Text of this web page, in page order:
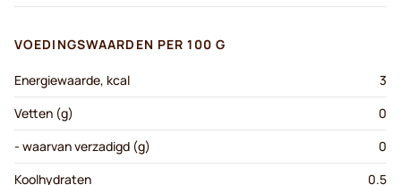
VOEDINGSWAARDEN PER 100 G
Energiewaarde, kcal
3
Vetten (g)
0
- waarvan verzadigd (g)
0
Koolhydraten
0.5